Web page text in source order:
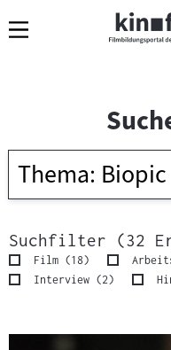
Navigation
zum
zur
Suchwort
Suchfilter (32
Film (18Ergebnisse
)
Interview (2Ergebnisse
)
Ergebnisse